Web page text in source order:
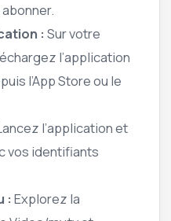
: Sur votre
l’application
l’App Store ou le
l’application et
vos identifiants
: Explorez la